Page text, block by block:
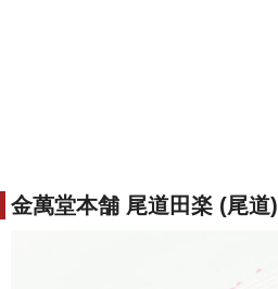
金萬堂本舗 尾道田楽 (尾道)